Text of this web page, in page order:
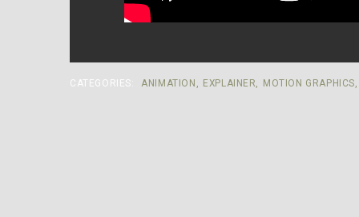
CATEGORIES: ANIMATION EXPLAINER MOTION GRAPHICS